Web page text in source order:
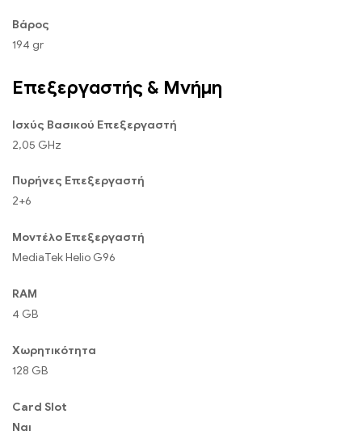
Βάρος
194 gr
Επεξεργαστής & Μνήμη
Ισχύς Βασικού Επεξεργαστή
2,05 GHz
Πυρήνες Επεξεργαστή
2+6
Μοντέλο Επεξεργαστή
MediaTek Helio G96
RAM
4 GB
Χωρητικότητα
128 GB
Card Slot
Ναι